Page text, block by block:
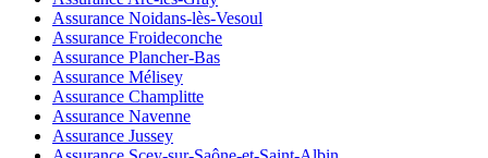
Assurance Noidans-lès-Vesoul
Assurance Froideconche
Assurance Plancher-Bas
Assurance Mélisey
Assurance Champlitte
Assurance Navenne
Assurance Jussey